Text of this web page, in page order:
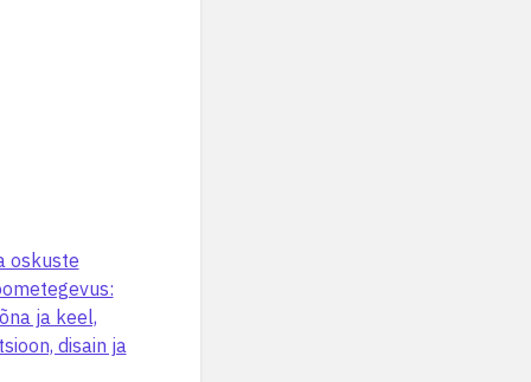
oskuste
ja keel,
disain ja